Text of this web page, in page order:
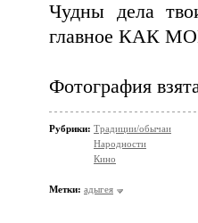
Чудны дела
главное КАК
Фотография
Рубрики: Традиции/обычаи
Народности
Кино
Метки: адыгея